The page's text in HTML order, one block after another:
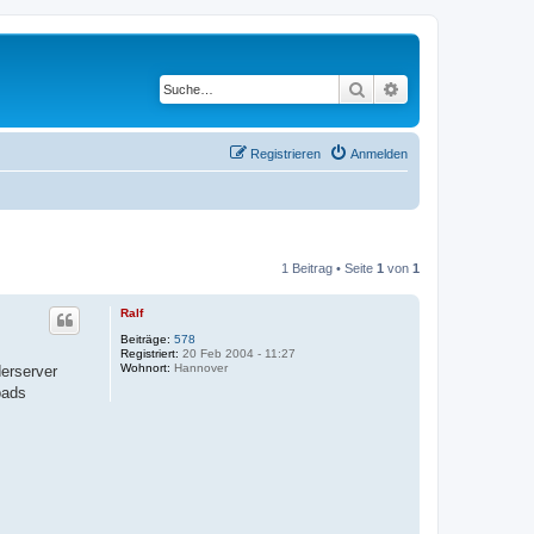
Suche
Anmelden
Registrieren
1 Beitrag • Seite 1 von 1
Ralf
Beiträge: 578
Registriert: 20 Feb 2004 - 11:27
Wohnort: Hannover